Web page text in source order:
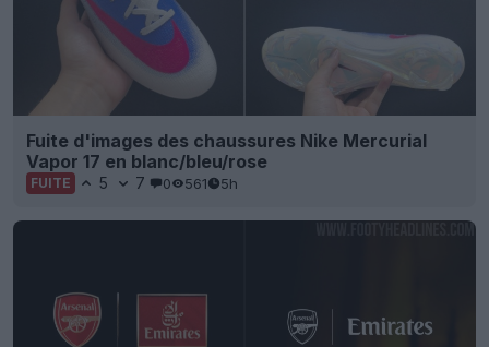
Fuite d'images des chaussures Nike Mercurial
Vapor 17 en blanc/bleu/rose
FUITE 5 7 0 561 5h